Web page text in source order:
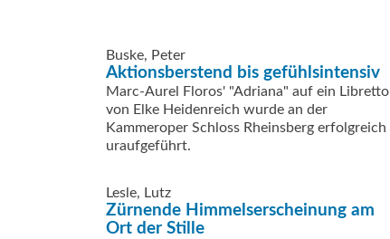
Buske, Peter
Aktionsberstend bis gefühlsintensiv
Marc-Aurel Floros' "Adriana" auf ein Libretto
von Elke Heidenreich wurde an der
Kammeroper Schloss Rheinsberg erfolgreich
uraufgeführt.
Lesle, Lutz
Zürnende Himmelserscheinung am
Ort der Stille